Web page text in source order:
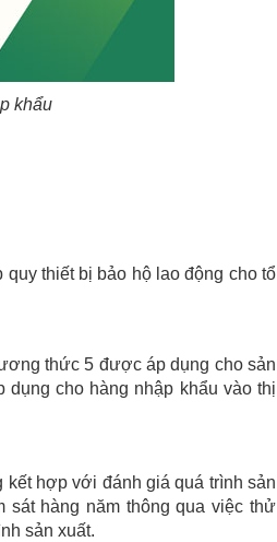
khẩu
thiết bị bảo hộ lao động cho tổ
thức 5 được áp dụng cho sản
cho hàng nhập khẩu vào thị
hợp với đánh giá quá trình sản
hàng năm thông qua việc thử
sản xuất.